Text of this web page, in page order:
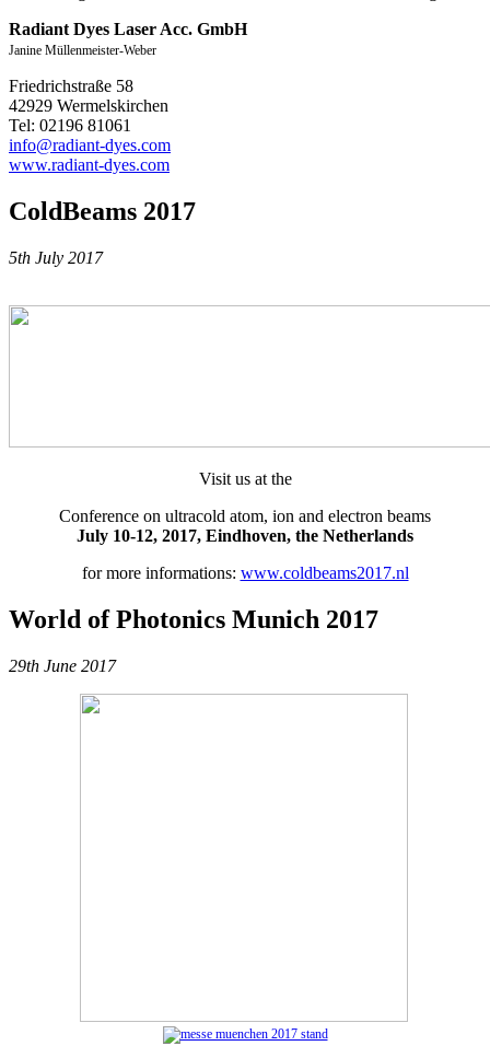
Radiant Dyes Laser Acc. GmbH
Janine Müllenmeister-Weber
Friedrichstraße 58
42929 Wermelskirchen
Tel: 02196 81061
info@radiant-dyes.com
www.radiant-dyes.com
ColdBeams 2017
5th July 2017
Visit us at the
Conference on ultracold atom, ion and electron beams
July 10-12, 2017, Eindhoven, the Netherlands
for more informations: www.coldbeams2017.nl
World of Photonics Munich 2017
29th June 2017